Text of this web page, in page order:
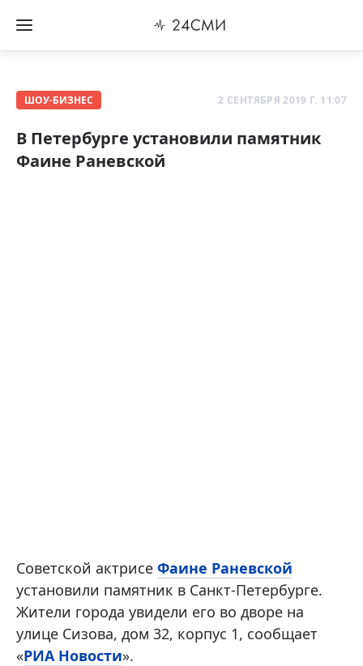
ШОУ-БИЗНЕС 2 СЕНТЯБРЯ 2019 Г. 11:07
В Петербурге установили памятник
Фаине Раневской
Советской актрисе Фаине Раневской
установили памятник в Санкт-Петербурге.
Жители города увидели его во дворе на
улице Сизова, дом 32, корпус 1, сообщает
«РИА Новости».